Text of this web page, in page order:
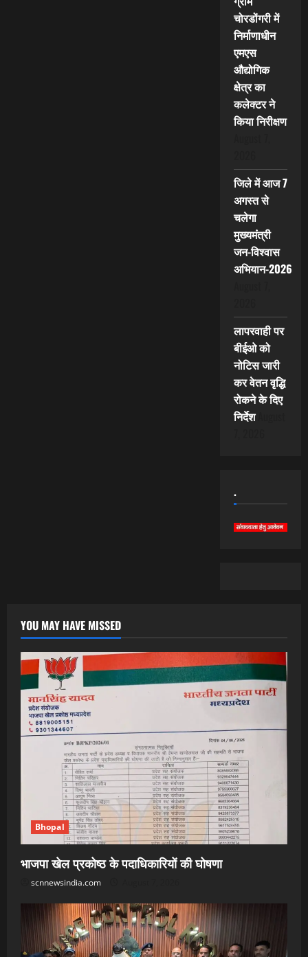
चोरडोंगरी में
निर्माणाधीन
एमएस
औद्योगिक
क्षेत्र का
कलेक्टर ने
किया निरीक्षण
जिले में आज 7
अगस्त से
चलेगा
मुख्यमंत्री
जन-विश्वास
अभियान-2026
लापरवाही पर
बीईओ को
नोटिस जारी
कर वेतन वृद्धि
रोकने के दिए
निर्देश
.
YOU MAY HAVE MISSED
Bhopal
भाजपा खेल प्रकोष्ठ के पदाधिकारियों की घोषणा
scnnewsindia.com